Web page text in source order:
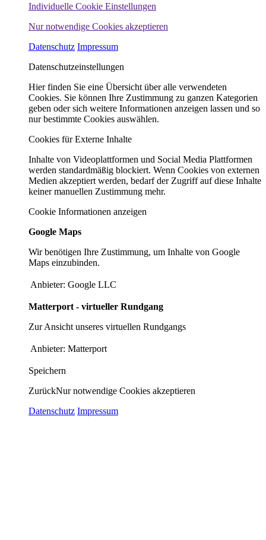
Individuelle Cookie Einstellungen
Nur notwendige Cookies akzeptieren
Datenschutz Impressum
Datenschutzeinstellungen
Hier finden Sie eine Übersicht über alle verwendeten
Cookies. Sie können Ihre Zustimmung zu ganzen Kategorien
geben oder sich weitere Informationen anzeigen lassen und so
nur bestimmte Cookies auswählen.
Cookies für Externe Inhalte
Inhalte von Videoplattformen und Social Media Plattformen
werden standardmäßig blockiert. Wenn Cookies von externen
Medien akzeptiert werden, bedarf der Zugriff auf diese Inhalte
keiner manuellen Zustimmung mehr.
Cookie Informationen anzeigen
Google Maps
Wir benötigen Ihre Zustimmung, um Inhalte von Google
Maps einzubinden.
Anbieter: Google LLC
Matterport - virtueller Rundgang
Zur Ansicht unseres virtuellen Rundgangs
Anbieter: Matterport
Speichern
ZurückNur notwendige Cookies akzeptieren
Datenschutz Impressum